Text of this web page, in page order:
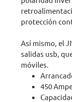
protección
Así mismo, el
salidas usb,
móviles.
450